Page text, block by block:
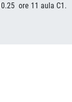
ore 11 aula C1.